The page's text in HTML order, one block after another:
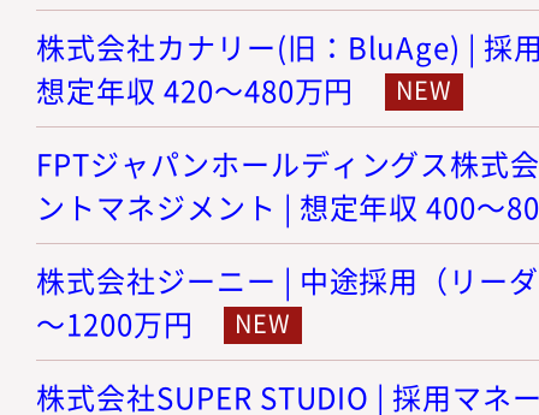
株式会社カナリー(旧：BluAge) | 採
想定年収 420～480万円
FPTジャパンホールディングス株式
ントマネジメント | 想定年収 400～
株式会社ジーニー | 中途採用（リー
～1200万円
株式会社SUPER STUDIO | 採用マネ